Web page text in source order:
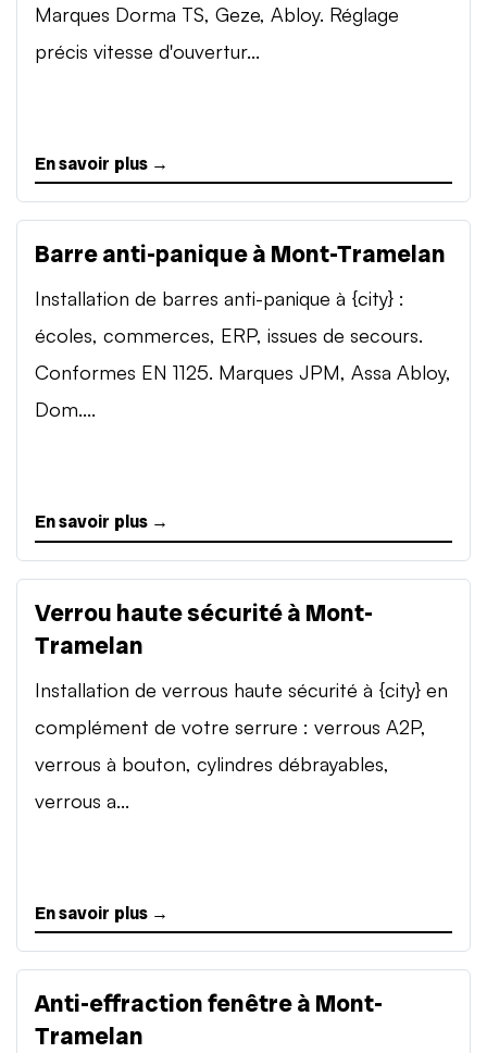
Marques Dorma TS, Geze, Abloy. Réglage
précis vitesse d'ouvertur...
En savoir plus →
Barre anti-panique à Mont-Tramelan
Installation de barres anti-panique à {city} :
écoles, commerces, ERP, issues de secours.
Conformes EN 1125. Marques JPM, Assa Abloy,
Dom....
En savoir plus →
Verrou haute sécurité à Mont-
Tramelan
Installation de verrous haute sécurité à {city} en
complément de votre serrure : verrous A2P,
verrous à bouton, cylindres débrayables,
verrous a...
En savoir plus →
Anti-effraction fenêtre à Mont-
Tramelan